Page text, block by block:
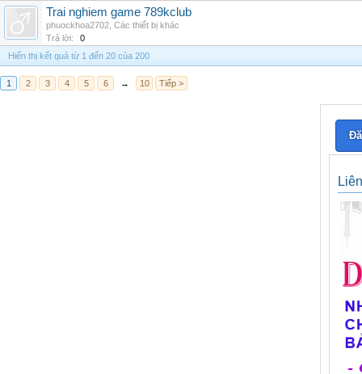
Trai nghiem game 789kclub
phuockhoa2702 Các thiết bị khác
Trả lời:
0
Hiển thị kết quả từ 1 đến 20 của 200
1 2 3 4 5 6 → 10 Tiếp >